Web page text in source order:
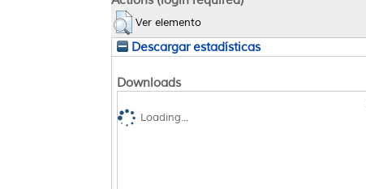
Ver elemento
Descargar estadísticas
Downloads
Loading...